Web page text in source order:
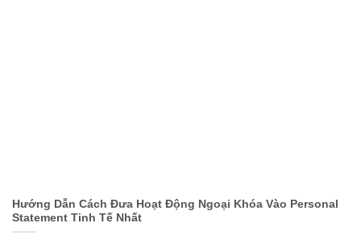
Hướng Dẫn Cách Đưa Hoạt Động Ngoại Khóa Vào Personal
Statement Tinh Tế Nhất